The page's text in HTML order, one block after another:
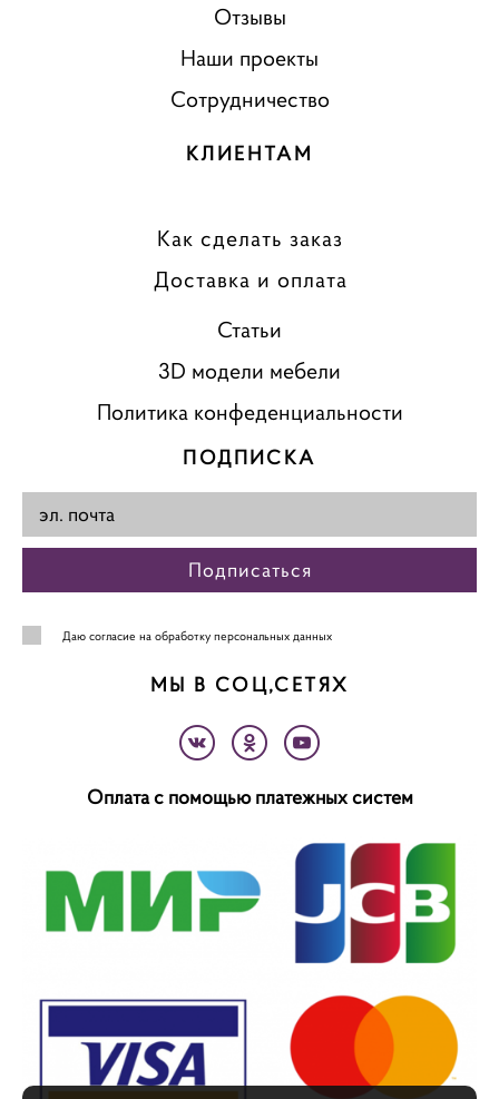
Отзывы
Наши проекты
Сотрудничество
КЛИЕНТАМ
Как сделать заказ
Доставка и оплата
Статьи
3D модели мебели
Политика конфеденциальности
ПОДПИСКА
Подписаться
Даю согласие на обработку персональных данных
МЫ В СОЦ,СЕТЯХ
Оплата с помощью платежных систем